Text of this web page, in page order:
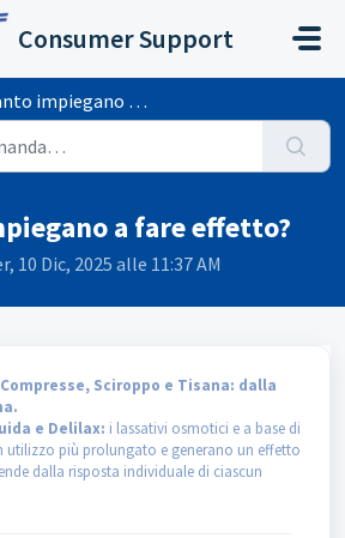
Consumer Support
impiegano a fare effetto?
a fare effetto?
10 Dic, 2025 alle 11:37 AM
Sciroppo e Tisana: dalla
e Delilax: i lassativi osmotici e a base di
utilizzo più prolungato e generano un effetto
dalla risposta individuale di ciascun